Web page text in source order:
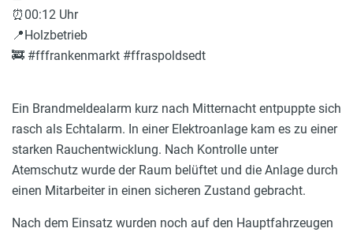
⏰00:12 Uhr
📍Holzbetrieb
🚒 #fffrankenmarkt #ffraspoldsedt
Ein Brandmeldealarm kurz nach Mitternacht entpuppte sich
rasch als Echtalarm. In einer Elektroanlage kam es zu einer
starken Rauchentwicklung. Nach Kontrolle unter
Atemschutz wurde der Raum belüftet und die Anlage durch
einen Mitarbeiter in einen sicheren Zustand gebracht.
Nach dem Einsatz wurden noch auf den Hauptfahrzeugen